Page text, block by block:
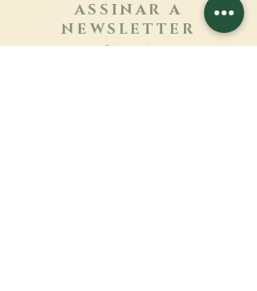
ASSINAR A
NEWSLETTER
Saber mais